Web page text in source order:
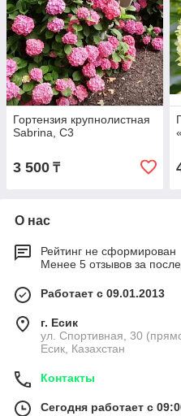
Гортензия крупнолистная
Sabrina, С3
3 500 ₸
О нас
Рейтинг не сформирован
Менее 5 отзывов за
Работает с 09.01.2013
г. Есик
ул. Спортивная, 30
Есик, Казахстан
Контакты
Сегодня работает с